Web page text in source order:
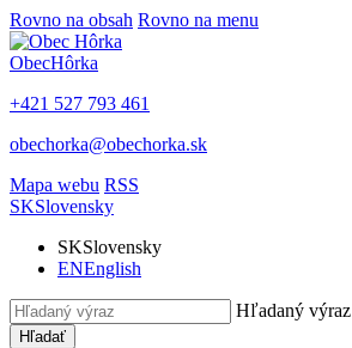
Rovno na obsah Rovno na menu
ObecHôrka
+421 527 793 461
obechorka@obechorka.sk
Mapa webu RSS
SKSlovensky
SKSlovensky
ENEnglish
Hľadaný výraz
Hľadať